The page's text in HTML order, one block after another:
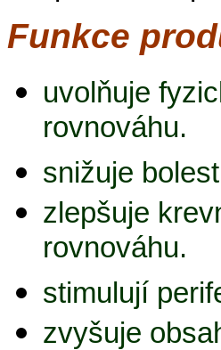
Funkce
uvolňuje
rovnováhu.
snižuje
zlepšuje
rovnováhu.
stimulují
zvyšuje